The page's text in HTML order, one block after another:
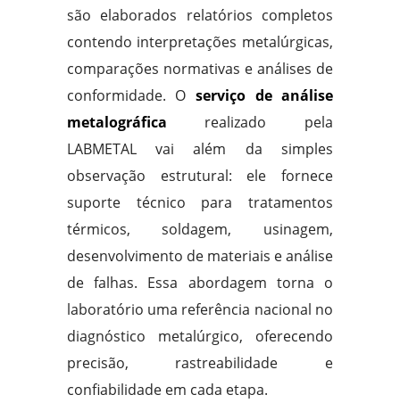
são elaborados relatórios completos
contendo interpretações metalúrgicas,
comparações normativas e análises de
conformidade. O serviço de análise
metalográfica realizado pela
LABMETAL vai além da simples
observação estrutural: ele fornece
suporte técnico para tratamentos
térmicos, soldagem, usinagem,
desenvolvimento de materiais e análise
de falhas. Essa abordagem torna o
laboratório uma referência nacional no
diagnóstico metalúrgico, oferecendo
precisão, rastreabilidade e
confiabilidade em cada etapa.